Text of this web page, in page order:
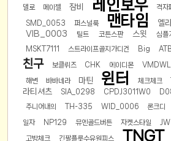
집 꾸미기
지식 노하우
반려 동물
애니메이션
자취 게시판
리그오브레전드
오버워치
델로 메이젤 잠비 레인보우 격자
SMD_0053 퍼스널룩 맨타임 엘
VIB_0003 틸트 코튼스판 스윗 심플
MSKT7111 스트라이프골지가디건 Big
친구
보클뤼즈 CHK 에이디몬
해변 바바네라 마틴 윈터 체크체크
라티셔츠
SIA_0298 CPDJ3011W0
주니어내의 TH-335 WID_0006 론크디
일자 NP129 뮤엔골드버튼 자켓스타일 JW
고방체크 긴팔플룻수유원피스 TNGT